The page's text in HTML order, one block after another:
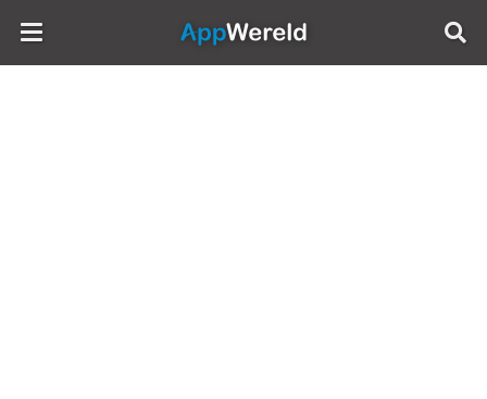
AppWereld